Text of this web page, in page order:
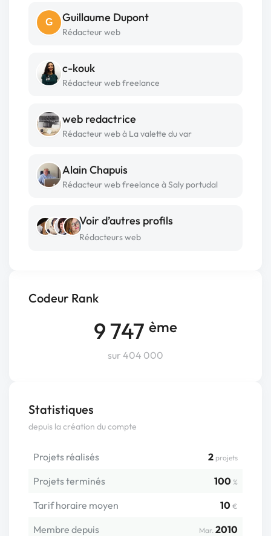
Codeur Rank
9 747 ème
sur 404 000
Statistiques
depuis la création du compte
Projets réalisés 2 projets
Projets terminés 100 %
Tarif horaire moyen 10 €
Membre depuis Mar. 2010
G Guillaume Dupont
Rédacteur web
c-kouk
Rédacteur web freelance
web redactrice
Rédacteur web à La valette du var
Alain Chapuis
Rédacteur web freelance à Saly portudal
Voir d’autres profils
Rédacteurs web